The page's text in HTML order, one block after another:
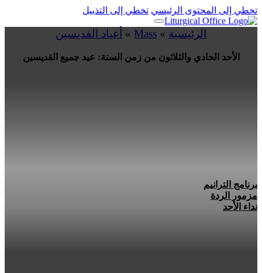
تخطي إلى المحتوى الرئيسي تخطي إلى التذييل
الرئيسية »
Mass
» أعياد القديسين
الأحد الحادي والثلاثون من زمن السنة: عيد جميع القديسين
برنامج الترانيم
مزمور الردة
نداء الأحد